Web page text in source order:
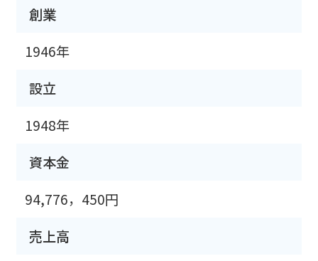
創業
1946年
設立
1948年
資本金
94,776，450円
売上高